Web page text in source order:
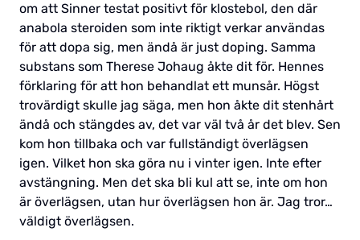
om att Sinner testat positivt för klostebol, den där
anabola steroiden som inte riktigt verkar användas
för att dopa sig, men ändå är just doping. Samma
substans som Therese Johaug åkte dit för. Hennes
förklaring för att hon behandlat ett munsår. Högst
trovärdigt skulle jag säga, men hon åkte dit stenhårt
ändå och stängdes av, det var väl två år det blev. Sen
kom hon tillbaka och var fullständigt överlägsen
igen. Vilket hon ska göra nu i vinter igen. Inte efter
avstängning. Men det ska bli kul att se, inte om hon
är överlägsen, utan hur överlägsen hon är. Jag tror…
väldigt överlägsen.